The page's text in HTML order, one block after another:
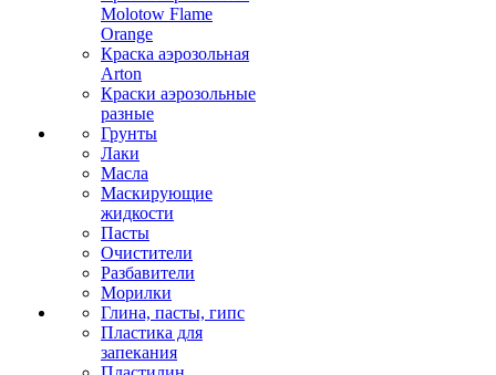
Molotow Flame
Orange
Краска аэрозольная
Arton
Краски аэрозольные
разные
Грунты
Лаки
Масла
Маскирующие
жидкости
Пасты
Очистители
Разбавители
Морилки
Глина, пасты, гипс
Пластика для
запекания